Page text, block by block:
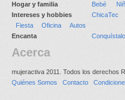
Hogar y familia
Bebé
Intereses y hobbies
ChicaTec
Fiesta
Oficina
Autos
Encanta
Conquístalo
Acerca
mujeractiva 2011. Todos los derechos
Quiénes Somos
Contacto